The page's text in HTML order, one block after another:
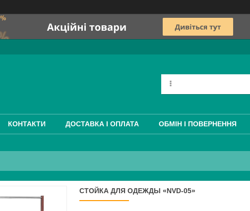
КОНТАКТИ ДОСТАВКА І ОПЛАТА ОБМІН І ПОВЕРНЕННЯ
СТОЙКА ДЛЯ ОДЕЖДЫ «NVD-05»